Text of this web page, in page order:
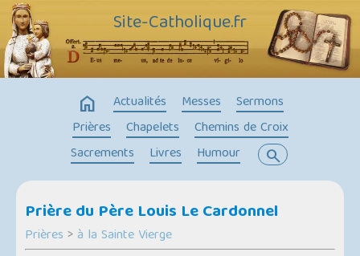
Site-Catholique.fr
home Actualités Messes
Sermons
Prières
Chapelets
Chemins de Croix
Sacrements
Livres Humour search
Prière du Père Louis Le Cardonnel
Prières > à la Sainte Vierge